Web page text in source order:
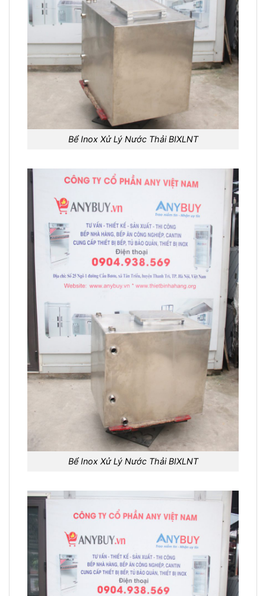
Bể Inox Xử Lý Nước Thải BIXLNT
Bể Inox Xử Lý Nước Thải BIXLNT